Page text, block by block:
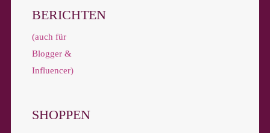
BERICHTEN
(auch für
Blogger &
Influencer)
SHOPPEN